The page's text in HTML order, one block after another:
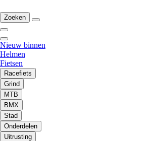
Zoeken
Nieuw binnen
Helmen
Fietsen
Racefiets
Grind
MTB
BMX
Stad
Onderdelen
Uitrusting